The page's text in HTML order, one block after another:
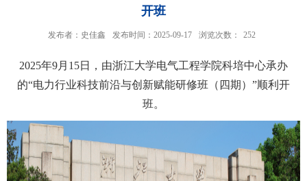
开班
发布者：史佳鑫 发布时间：2025-09-17 浏览次数： 252
2025年9月15日，由浙江大学电气工程学院科培中心承办
的“电力行业科技前沿与创新赋能研修班（四期）”顺利开
班。